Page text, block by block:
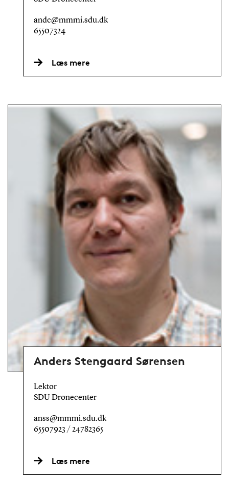
andc@mmmi.sdu.dk
65507324
Læs mere
Anders Stengaard Sørensen
Lektor
SDU Dronecenter
anss@mmmi.sdu.dk
65507923 / 24782365
Læs mere